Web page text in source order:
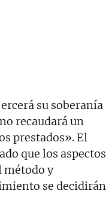
su soberanía
recaudará un
prestados». El
que los aspectos
método y
se decidirán